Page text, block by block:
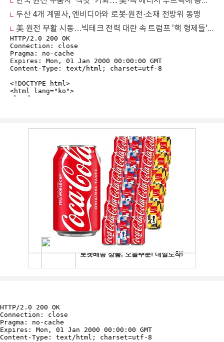
두산 4개 계열사, 엔비디아와 로봇·원전·소재 전방위 동맹
美 원전 부활 시동…빅테크 전력 대란 속 트럼프 '핵 형제들' 돌풍